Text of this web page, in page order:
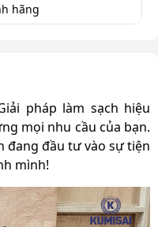
pháp làm sạch hiệu
mọi nhu cầu của bạn.
đang đầu tư vào sự tiện
mình!
hãng